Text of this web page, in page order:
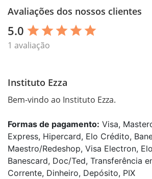
Avaliações dos nossos clientes
5.0 star star star star star
1 avaliação
Instituto Ezza
Bem-vindo ao Instituto Ezza.
Formas de pagamento: Visa,
Express, Hipercard, Elo Crédito,
Maestro/Redeshop, Visa Electron,
Banescard, Doc/Ted, Transferência
Corrente, Dinheiro, Depósito, PIX